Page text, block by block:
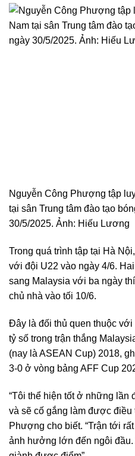
Nguyễn Công Phượng tập
tại sân Trung tâm đào tạo
30/5/2025. Ảnh: Hiếu Lương
Trong quá trình tập tại Hà
với đội U22 vào ngày 4/6.
sang Malaysia với ba ngày
chủ nhà vào tối 10/6.
Đây là đối thủ quen thuộc
tỷ số trong trận thắng
(nay là ASEAN Cup) 2018,
3-0 ở vòng bảng AFF Cup
“Tôi thể hiện tốt ở những lần
và sẽ cố gắng làm được
Phượng cho biết. “Trận tới
ảnh hưởng lớn đến ngôi